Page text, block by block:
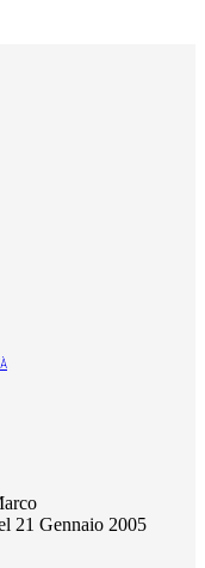
21 Gennaio 2005